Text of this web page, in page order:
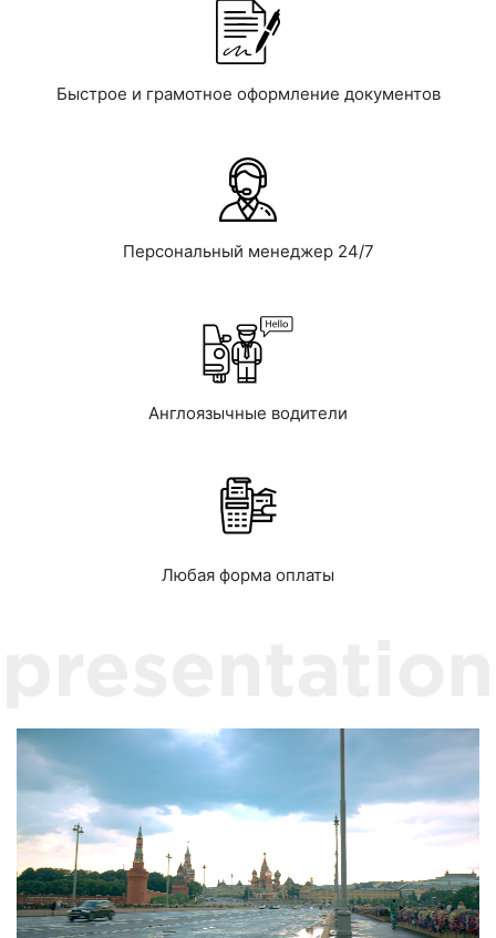
Быстрое и грамотное оформление документов
Персональный менеджер 24/7
Англоязычные водители
Любая форма оплаты